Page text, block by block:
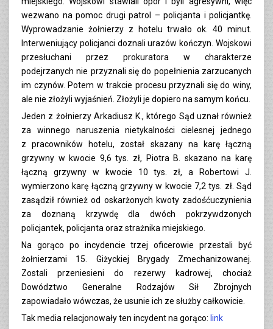
wezwano na pomoc drugi patrol – policjanta i policjantkę.
Wyprowadzanie żołnierzy z hotelu trwało ok. 40 minut.
Interweniujący policjanci doznali urazów kończyn. Wojskowi
przesłuchani przez prokuratora w charakterze
podejrzanych nie przyznali się do popełnienia zarzucanych
im czynów. Potem w trakcie procesu przyznali się do winy,
ale nie złożyli wyjaśnień. Złożyli je dopiero na samym końcu.
Jeden z żołnierzy Arkadiusz K., którego Sąd uznał również
za winnego naruszenia nietykalności cielesnej jednego
z pracowników hotelu, został skazany na karę łączną
grzywny w kwocie 9,6 tys. zł, Piotra B. skazano na karę
łączną grzywny w kwocie 10 tys. zł, a Robertowi J.
wymierzono karę łączną grzywny w kwocie 7,2 tys. zł. Sąd
zasądził również od oskarżonych kwoty zadośćuczynienia
za doznaną krzywdę dla dwóch pokrzywdzonych
policjantek, policjanta oraz strażnika miejskiego.
Na gorąco po incydencie trzej oficerowie przestali być
żołnierzami 15. Giżyckiej Brygady Zmechanizowanej.
Zostali przeniesieni do rezerwy kadrowej, chociaż
Dowództwo Generalne Rodzajów Sił Zbrojnych
zapowiadało wówczas, że usunie ich ze służby całkowicie.
Tak media relacjonowały ten incydent na gorąco: link